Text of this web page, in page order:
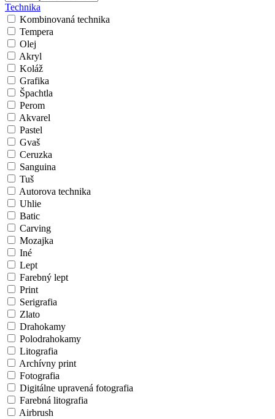
Technika
Kombinovaná technika
Tempera
Olej
Akryl
Koláž
Grafika
Špachtla
Perom
Akvarel
Pastel
Gvaš
Ceruzka
Sanguina
Tuš
Autorova technika
Uhlie
Batic
Carving
Mozajka
Iné
Lept
Farebný lept
Print
Serigrafia
Zlato
Drahokamy
Polodrahokamy
Litografia
Archívny print
Fotografia
Digitálne upravená fotografia
Farebná litografia
Airbrush